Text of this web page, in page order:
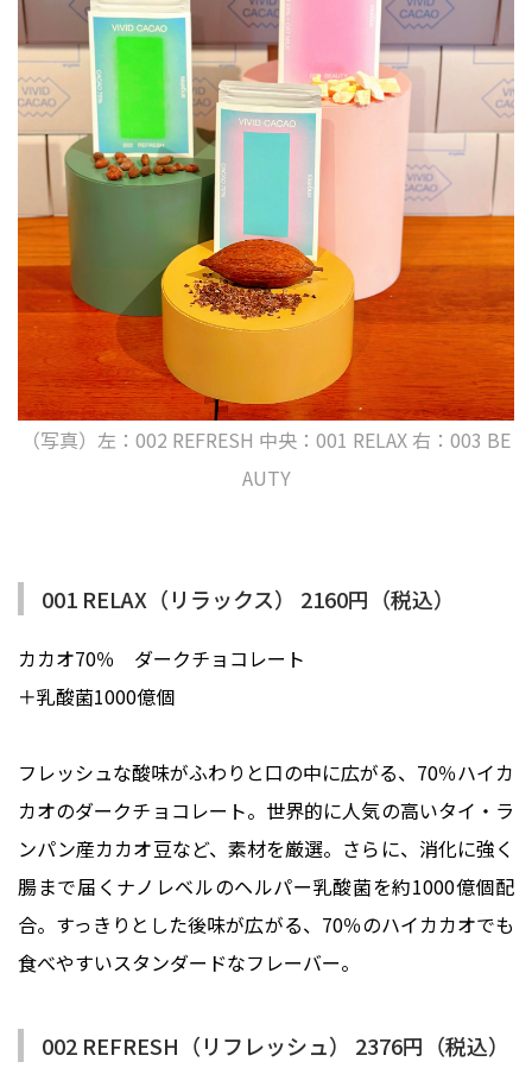
（写真）左：002 REFRESH 中央：001 RELAX 右：003 BE
AUTY
001 RELAX（リラックス） 2160円（税込）
カカオ70％ ダークチョコレート
＋乳酸菌1000億個
フレッシュな酸味がふわりと口の中に広がる、70％ハイカ
カオのダークチョコレート。世界的に人気の高いタイ・ラ
ンパン産カカオ豆など、素材を厳選。さらに、消化に強く
腸まで届くナノレベルのヘルパー乳酸菌を約1000億個配
合。すっきりとした後味が広がる、70％のハイカカオでも
食べやすいスタンダードなフレーバー。
002 REFRESH（リフレッシュ） 2376円（税込）